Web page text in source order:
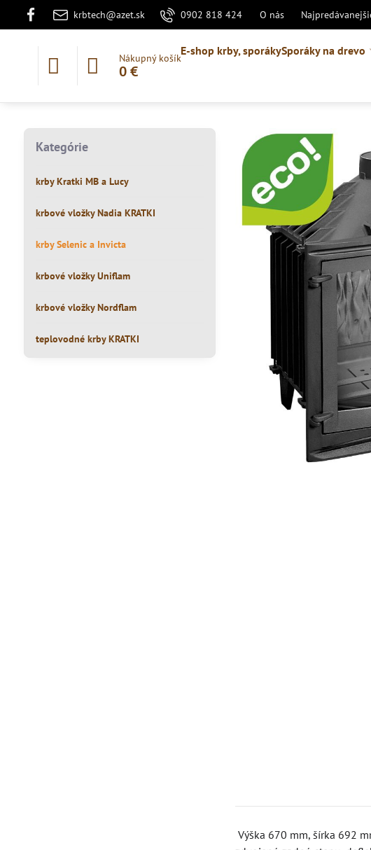
krbtech@azet.sk 0902 818 424 O nás
Nákupný košík
0 €
E-shop krby, sporákySporáky na drevo
Výška 670 mm, šírka 692
Kategórie
krby Kratki MB a Lucy
krbové vložky Nadia KRATKI
krby Selenic a Invicta
krbové vložky Uniflam
krbové vložky Nordflam
teplovodné krby KRATKI